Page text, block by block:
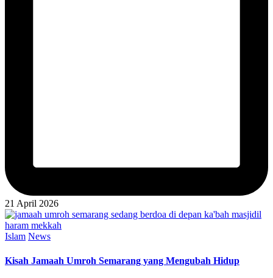
21 April 2026
Posted
Islam News
Kisah Jamaah Umroh Semarang yang Mengubah Hidup